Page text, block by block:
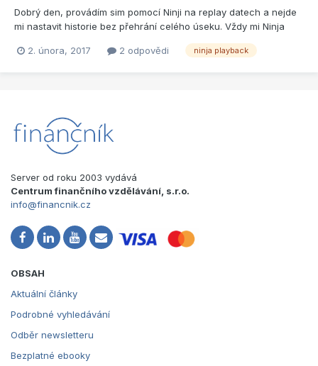
Dobrý den, provádím sim pomocí Ninji na replay datech a nejde
mi nastavit historie bez přehrání celého úseku. Vždy mi Ninja
předešlých dnů. Dá se to nějak vyřešit? Např. že by si Ninja uložil
2. února, 2017 2 odpovědi ninja playback
Server od roku 2003 vydává
Centrum finančního vzdělávání, s.r.o.
info@financnik.cz
OBSAH
Aktuální články
Podrobné vyhledávání
Odběr newsletteru
Bezplatné ebooky